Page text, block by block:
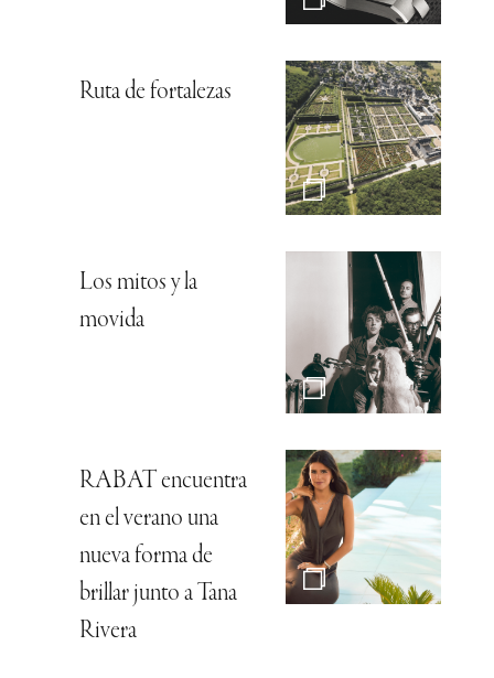
Ruta de fortalezas
Los mitos y la
movida
RABAT encuentra
en el verano una
nueva forma de
brillar junto a Tana
Rivera